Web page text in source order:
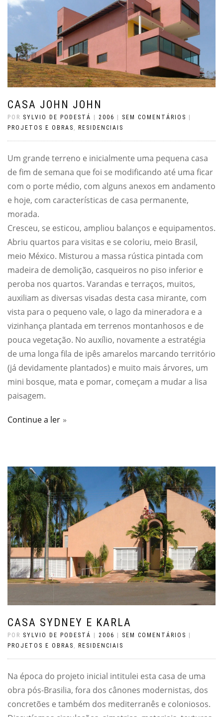
CASA JOHN JOHN
POR SYLVIO DE PODESTÁ | 2006 | SEM COMENTÁRIOS |
PROJETOS E OBRAS
RESIDENCIAIS
Um grande terreno e inicialmente uma pequena casa
de fim de semana que foi se modificando até uma ficar
com o porte médio, com alguns anexos em andamento
e hoje, com características de casa permanente,
morada.
Cresceu, se esticou, ampliou balanços e equipamentos.
Abriu quartos para visitas e se coloriu, meio Brasil,
meio México. Misturou a massa rústica pintada com
madeira de demolição, casqueiros no piso inferior e
peroba nos quartos. Varandas e terraços, muitos,
auxiliam as diversas visadas desta casa mirante, com
vista para o pequeno vale, o lago da mineradora e a
vizinhança plantada em terrenos montanhosos e de
pouca vegetação. No auxílio, novamente a estratégia
de uma longa fila de ipês amarelos marcando território
(já devidamente plantados) e muito mais árvores, um
mini bosque, mata e pomar, começam a mudar a lisa
paisagem.
Continue a ler
CASA SYDNEY E KARLA
POR SYLVIO DE PODESTÁ 2006 SEM COMENTÁRIOS
PROJETOS E OBRAS , RESIDENCIAIS
Na época do projeto inicial intitulei esta casa de uma
obra pós-Brasilia, fora dos cânones modernistas, dos
concretões e também dos mediterranês e coloniosos.